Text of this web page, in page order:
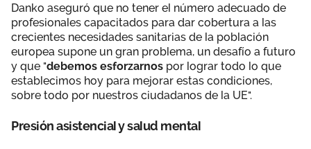
Danko aseguró que no tener el número adecuado de
profesionales capacitados para dar cobertura a las
crecientes necesidades sanitarias de la población
europea supone un gran problema, un desafío a futuro
y que "debemos esforzarnos por lograr todo lo que
establecimos hoy para mejorar estas condiciones,
sobre todo por nuestros ciudadanos de la UE".
Presión asistencial y salud mental